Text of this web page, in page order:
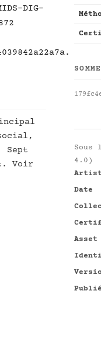
DIG-
Sept
Voir
Sous
4.0)
Date
Asset